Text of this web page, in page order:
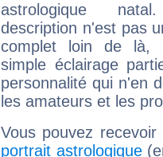
astrologique
description n'est pas
complet loin de là,
simple éclairage
personnalité qui n'en
les amateurs et les
Vous pouvez
portrait astrologique